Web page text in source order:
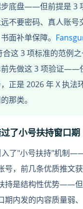
步底盘——但前提是 3
不要密码、真人账号
面补单保障。
合这 3 项标准的范例
前先做这 3 项验证——
正是 2026 年 X 执法
那类。
了小号扶持窗口期
入了"小号扶持"机制
号，前几条优质推文
持是结构性优势——但
期内发的内容质量弱